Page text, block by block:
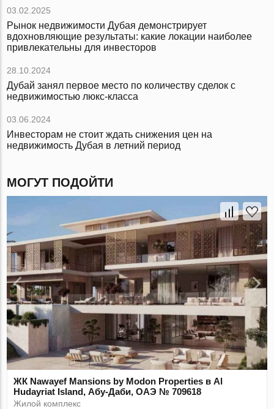
03.02.2025
Рынок недвижимости Дубая демонстрирует
вдохновляющие результаты: какие локации наиболее
привлекательны для инвесторов
28.10.2024
Дубай занял первое место по количеству сделок с
недвижимостью люкс-класса
03.06.2024
Инвесторам не стоит ждать снижения цен на
недвижимость Дубая в летний период
МОГУТ ПОДОЙТИ
ЖК Nawayef Mansions by Modon Properties в Al
Hudayriat Island, Абу-Даби, ОАЭ № 709618
Жилой комплекс